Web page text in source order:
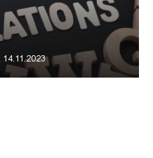
14.11.2023